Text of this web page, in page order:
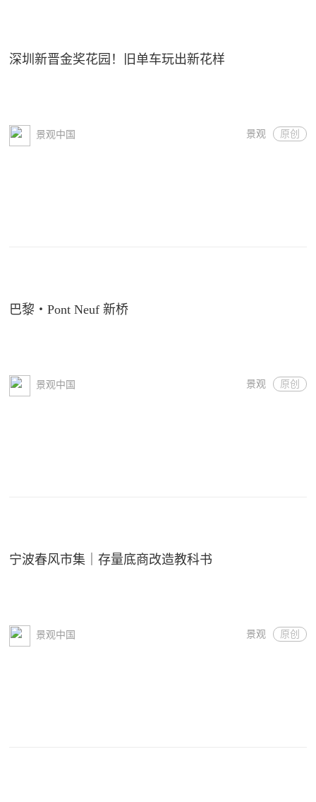
深圳新晋金奖花园！旧单车玩出新花样
景观中国 景观 原创
巴黎・Pont Neuf 新桥
景观中国 景观 原创
宁波春风市集｜存量底商改造教科书
景观中国 景观 原创